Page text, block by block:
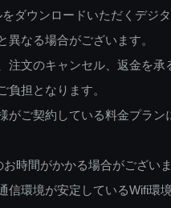
ダウンロードいただくデジ
異なる場合がございます。
文のキャンセル、返金を承
負担となります。
がご契約している料金プラ
時間がかかる場合がございま
環境が安定しているWifi環